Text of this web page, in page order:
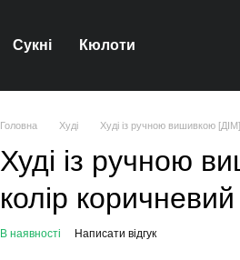
Сукні Кюлоти
Головна Худі Худі із ручною вишивкою
Худі із ручною
колір коричневий
В наявності Написати відгук